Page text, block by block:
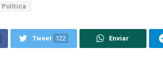
Política
Tweet 122 Enviar